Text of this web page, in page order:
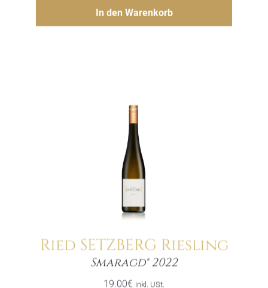
In den Warenkorb
Hinzufügen
Ried SETZBERG Riesling
Smaragd® 2022
19.00€ inkl. USt.
Menge